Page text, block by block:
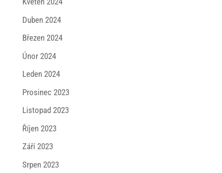
Duben 2024
Březen 2024
Únor 2024
Leden 2024
Prosinec 2023
Listopad 2023
Říjen 2023
Září 2023
Srpen 2023